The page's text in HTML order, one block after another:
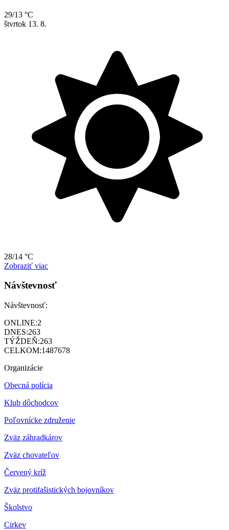
29/13 °C
štvrtok 13. 8.
28/14 °C
Zobraziť viac
Návštevnosť
Návštevnosť:
ONLINE:2
DNES:263
TÝŽDEŇ:263
CELKOM:1487678
Organizácie
Obecná polícia
Klub dôchodcov
Poľovnícke združenie
Zväz záhradkárov
Zväz chovateľov
Červený kríž
Zväz protifašistických bojovníkov
Školstvo
Cirkev